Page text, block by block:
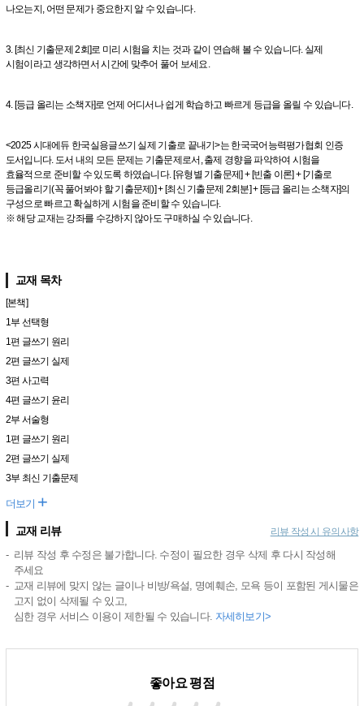
나오는지, 어떤 문제가 중요한지 알 수 있습니다.
3. [최신 기출문제 2회]로 미리 시험을 치는 것과 같이 연습해 볼 수 있습니다. 실제
시험이라고 생각하면서 시간에 맞추어 풀어 보세요.
4. [등급 올리는 소책자]로 언제 어디서나 쉽게 학습하고 빠르게 등급을 올릴 수 있습니다.
<2025 시대에듀 한국실용글쓰기 실제 기출로 끝내기>는 한국국어능력평가협회 인증
도서입니다. 도서 내의 모든 문제는 기출문제로서, 출제 경향을 파악하여 시험을
효율적으로 준비할 수 있도록 하였습니다. [유형별 기출문제] + [빈출 이론] + [기출로
등급올리기(꼭 풀어봐야 할 기출문제)] + [최신 기출문제 2회분] + [등급 올리는 소책자]의
구성으로 빠르고 확실하게 시험을 준비할 수 있습니다.
※ 해당 교재는 강좌를 수강하지 않아도 구매하실 수 있습니다.
교재 목차
[본책]
1부 선택형
1편 글쓰기 원리
2편 글쓰기 실제
3편 사고력
4편 글쓰기 윤리
2부 서술형
1편 글쓰기 원리
2편 글쓰기 실제
3부 최신 기출문제
더보기 +
교재 리뷰 리뷰 작성 시 유의사항
리뷰 작성 후 수정은 불가합니다. 수정이 필요한 경우 삭제 후 다시 작성해
주세요
교재 리뷰에 맞지 않는 글이나 비방/욕설, 명예훼손, 모욕 등이 포함된 게시물은
고지 없이 삭제될 수 있고,
심한 경우 서비스 이용이 제한될 수 있습니다. 자세히보기>
좋아요 평점